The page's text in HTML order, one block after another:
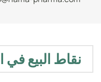
نقاط البيع